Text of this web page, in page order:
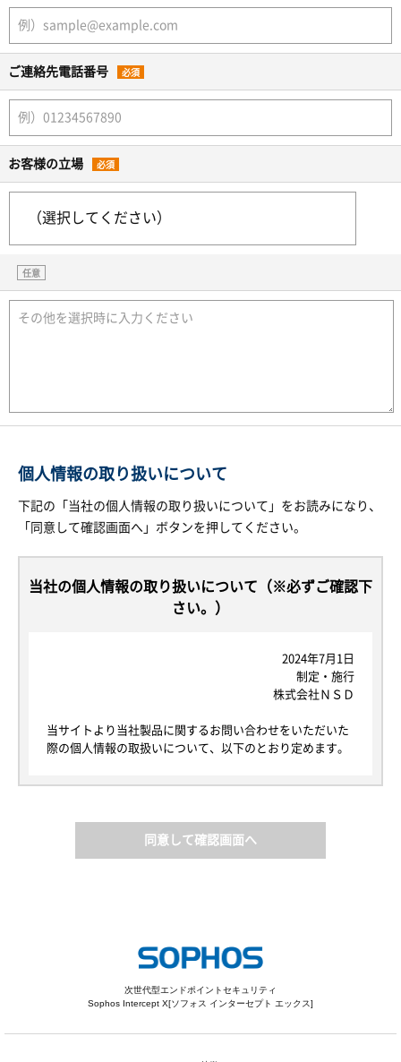
ご連絡先電話番号 必須
お客様の立場 必須
任意
個人情報の取り扱いについて
下記の「当社の個人情報の取り扱いについて」をお読みになり、
「同意して確認画面へ」ボタンを押してください。
当社の個人情報の取り扱いについて（※必ずご確認下
さい。）
2024年7月1日
制定・施行
株式会社ＮＳＤ
当サイトより当社製品に関するお問い合わせをいただいた
際の個人情報の取扱いについて、以下のとおり定めます。
1. 個人情報について
得する個人情報の保護に関する法律にいう「個人情報」を
指し、生存する個人に関する情報であって、当該情報に含
お、本規定で用いられる「個人データ」は、個人情報保護
法における個人データと同じ意味で使用します。
2. 利用目的
します。以下の目的の範囲を超えて個人情報を利用する場
同意して確認画面へ
次世代型エンドポイントセキュリティ
Sophos Intercept X[ソフォス インターセプト エックス]